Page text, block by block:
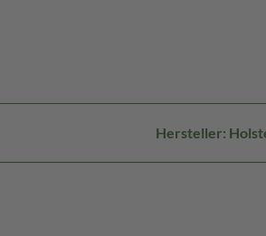
Hersteller: